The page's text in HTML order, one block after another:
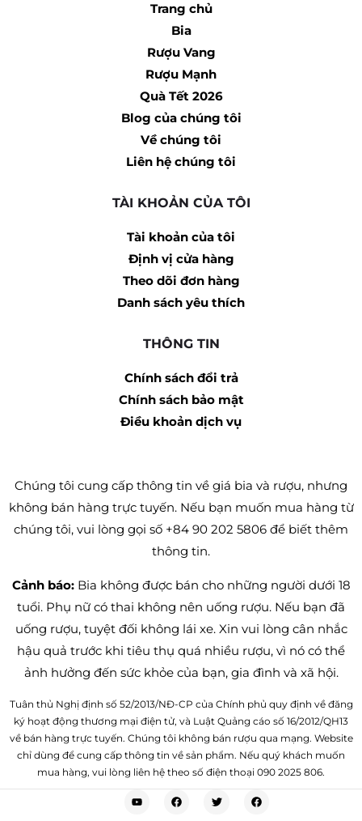
Trang chủ
Bia
Rượu Vang
Rượu Mạnh
Quà Tết 2026
Blog của chúng tôi
Về chúng tôi
Liên hệ chúng tôi
TÀI KHOẢN CỦA TÔI
Tài khoản của tôi
Định vị cửa hàng
Theo dõi đơn hàng
Danh sách yêu thích
THÔNG TIN
Chính sách đổi trả
Chính sách bảo mật
Điều khoản dịch vụ
Chúng tôi cung cấp thông tin về giá bia và rượu, nhưng
không bán hàng trực tuyến. Nếu bạn muốn mua hàng từ
chúng tôi, vui lòng gọi số +84 90 202 5806 để biết thêm
thông tin.
Cảnh báo:Bia không được bán cho những người dưới 18
tuổi. Phụ nữ có thai không nên uống rượu. Nếu bạn đã
uống rượu, tuyệt đối không lái xe. Xin vui lòng cân nhắc
hậu quả trước khi tiêu thụ quá nhiều rượu, vì nó có thể
ảnh hưởng đến sức khỏe của bạn, gia đình và xã hội.
Tuân thủ Nghị định số 52/2013/NĐ-CP của Chính phủ quy định về đăng
ký hoạt động thương mại điện tử, và Luật Quảng cáo số 16/2012/QH13
về bán hàng trực tuyến. Chúng tôi không bán rượu qua mạng. Website
chỉ dùng để cung cấp thông tin về sản phẩm. Nếu quý khách muốn
mua hàng, vui lòng liên hệ theo số điện thoại 090 2025 806.